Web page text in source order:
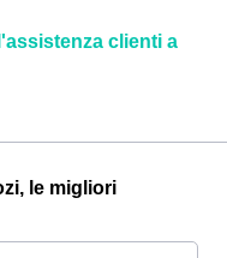
clienti a
le migliori